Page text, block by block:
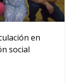
en
social